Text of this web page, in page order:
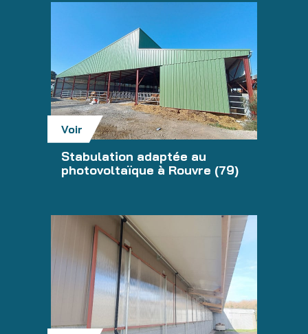
Voir
Stabulation adaptée au
photovoltaïque à Rouvre (79)